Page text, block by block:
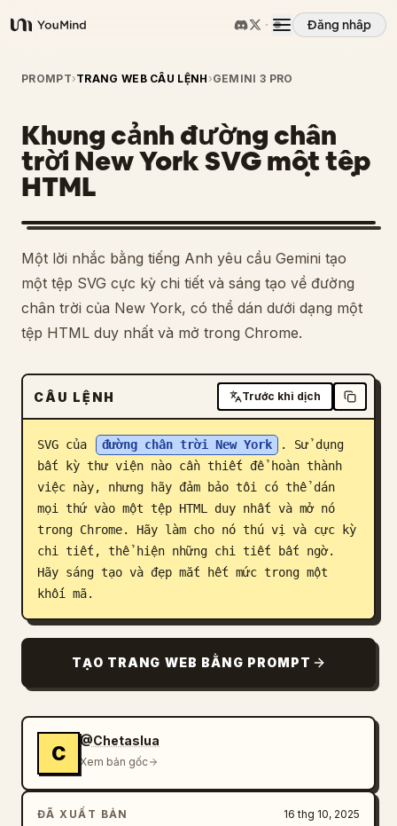
YouMind
Đăng nhập
Tổng quan
Các trường hợp sử dụng
Kỹ năng
Lời nhắc
Giá cả
Blog
Cập nhật
PROMPT›TRANG WEB CÂU LỆNH ›GEMINI 3 PRO
Khung cảnh đường chân
trời New York SVG một tệp
HTML
Một lời nhắc bằng tiếng Anh yêu cầu Gemini tạo
một tệp SVG cực kỳ chi tiết và sáng tạo về đường
chân trời của New York, có thể dán dưới dạng một
tệp HTML duy nhất và mở trong Chrome.
CÂU LỆNH Trước khi dịch
SVG của đường chân trời New York
. Sử dụng
bất kỳ thư viện nào cần thiết để hoàn thành
việc này, nhưng hãy đảm bảo tôi có thể dán
mọi thứ vào một tệp HTML duy nhất và mở nó
trong Chrome. Hãy làm cho nó thú vị và cực kỳ
chi tiết, thể hiện những chi tiết bất ngờ.
Hãy sáng tạo và đẹp mắt hết mức trong một
khối mã.
TẠO TRANG WEB BẰNG PROMPT
C
@Chetaslua
Xem bản gốc
ĐÃ XUẤT BẢN 16 thg 10, 2025